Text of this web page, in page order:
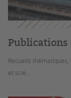
Publications
Recueils
et scie...